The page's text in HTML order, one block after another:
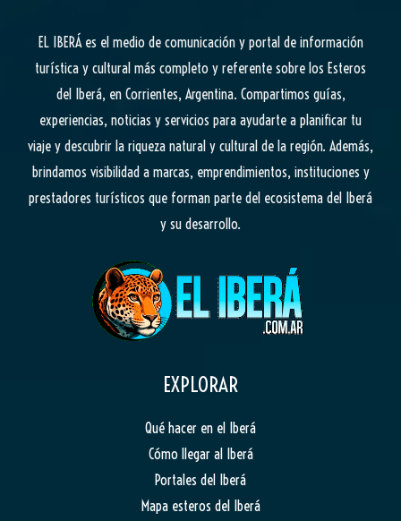
EL IBERÁes el medio de comunicación y portal de información
turística y cultural más completo y referente sobre los Esteros
del Iberá, en Corrientes, Argentina. Compartimos guías,
experiencias, noticias y servicios para ayudarte a planificar tu
viaje y descubrir la riqueza natural y cultural de la región. Además,
brindamos visibilidad a marcas, emprendimientos, instituciones y
prestadores turísticos que forman parte del ecosistema del Iberá
y su desarrollo.
EXPLORAR
Qué hacer en el Iberá
Cómo llegar al Iberá
Portales del Iberá
Mapa esteros del Iberá